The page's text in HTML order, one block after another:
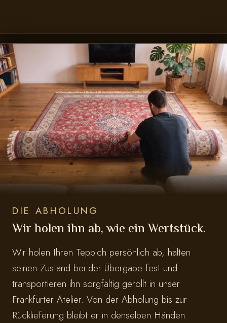
DIE ABHOLUNG
Wir holen ihn ab, wie ein Wertstück.
Wir holen Ihren Teppich persönlich ab, halten
seinen Zustand bei der Übergabe fest und
transportieren ihn sorgfältig gerollt in unser
Frankfurter Atelier. Von der Abholung bis zur
Rücklieferung bleibt er in denselben Händen.